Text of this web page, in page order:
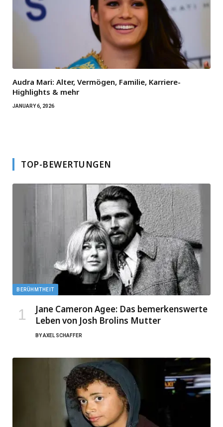
Audra Mari: Alter, Vermögen, Familie, Karriere-
Highlights & mehr
JANUARY 6, 2026
TOP-BEWERTUNGEN
BERÜHMTHEIT
Jane Cameron Agee: Das bemerkenswerte
Leben von Josh Brolins Mutter
BYAXEL SCHAFFER